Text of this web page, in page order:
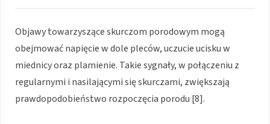
Objawy towarzyszące skurczom porodowym mogą
obejmować napięcie w dole pleców, uczucie ucisku w
miednicy oraz plamienie. Takie sygnały, w połączeniu z
regularnymi i nasilającymi się skurczami, zwiększają
prawdopodobieństwo rozpoczęcia porodu [8].